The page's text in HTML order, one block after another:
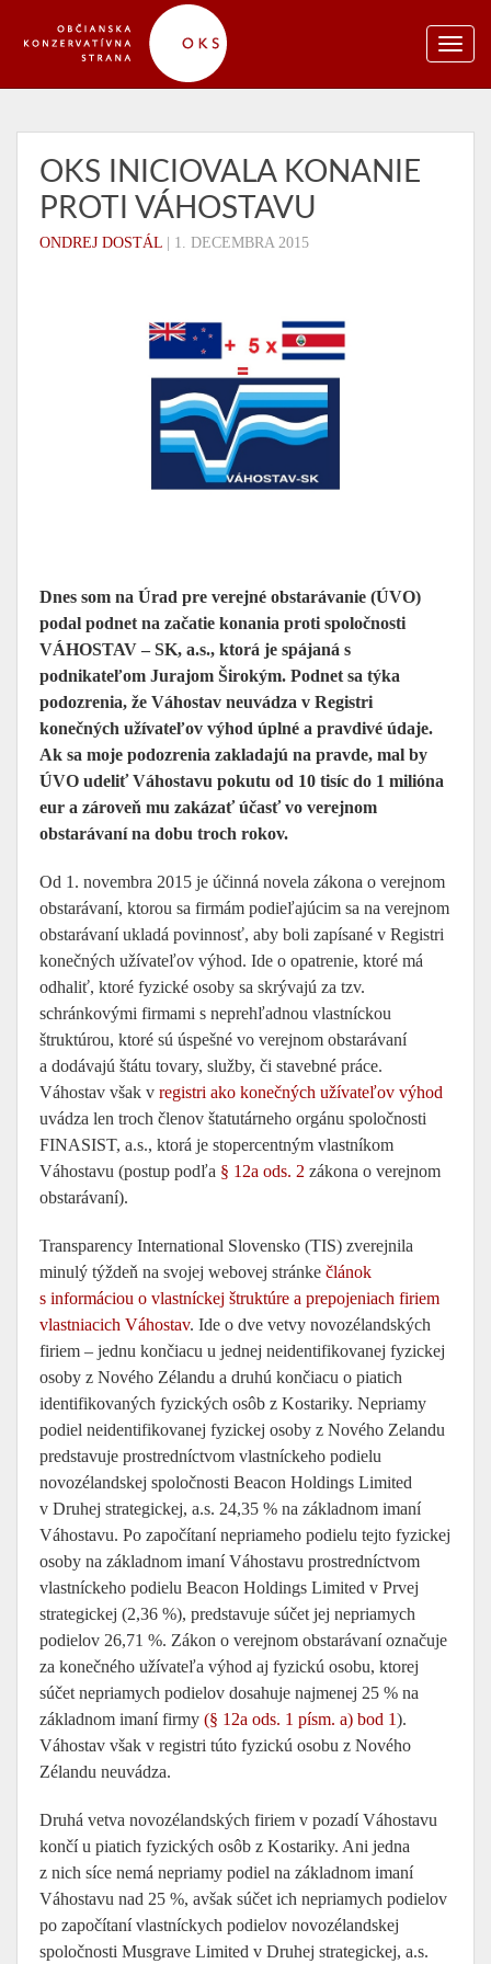
OKS INICIOVALA KONANIE
PROTI VÁHOSTAVU
ONDREJ DOSTÁL 1. DECEMBRA 2015
Dnes som na Úrad pre verejné obstarávanie (ÚVO)
podal podnet na začatie konania proti spoločnosti
VÁHOSTAV – SK, a.s., ktorá je spájaná s
podnikateľom Jurajom Širokým. Podnet sa týka
podozrenia, že Váhostav neuvádza v Registri
konečných užívateľov výhod úplné a pravdivé údaje.
Ak sa moje podozrenia zakladajú na pravde, mal by
ÚVO udeliť Váhostavu pokutu od 10 tisíc do 1 milióna
eur a zároveň mu zakázať účasť vo verejnom
obstarávaní na dobu troch rokov.
Od 1. novembra 2015 je účinná novela zákona o verejnom
obstarávaní, ktorou sa firmám podieľajúcim sa na verejnom
obstarávaní ukladá povinnosť, aby boli zapísané v Registri
konečných užívateľov výhod. Ide o opatrenie, ktoré má
odhaliť, ktoré fyzické osoby sa skrývajú za tzv.
schránkovými firmami s neprehľadnou vlastníckou
štruktúrou, ktoré sú úspešné vo verejnom obstarávaní
a dodávajú štátu tovary, služby, či stavebné práce.
Váhostav však v registri ako konečných užívateľov výhod
uvádza len troch členov štatutárneho orgánu spoločnosti
FINASIST, a.s., ktorá je stopercentným vlastníkom
Váhostavu (postup podľa § 12a ods. 2 zákona o verejnom
obstarávaní).
Transparency International Slovensko (TIS) zverejnila
minulý týždeň na svojej webovej stránke článok
s informáciou o vlastníckej štruktúre a prepojeniach firiem
vlastniacich Váhostav. Ide o dve vetvy novozélandských
firiem – jednu končiacu u jednej neidentifikovanej fyzickej
osoby z Nového Zélandu a druhú končiacu o piatich
identifikovaných fyzických osôb z Kostariky. Nepriamy
podiel neidentifikovanej fyzickej osoby z Nového Zelandu
predstavuje prostredníctvom vlastníckeho podielu
novozélandskej spoločnosti Beacon Holdings Limited
v Druhej strategickej, a.s. 24,35 % na základnom imaní
Váhostavu. Po započítaní nepriameho podielu tejto fyzickej
osoby na základnom imaní Váhostavu prostredníctvom
vlastníckeho podielu Beacon Holdings Limited v Prvej
strategickej (2,36 %), predstavuje súčet jej nepriamych
podielov 26,71 %. Zákon o verejnom obstarávaní označuje
za konečného užívateľa výhod aj fyzickú osobu, ktorej
súčet nepriamych podielov dosahuje najmenej 25 % na
základnom imaní firmy (§ 12a ods. 1 písm. a) bod 1).
Váhostav však v registri túto fyzickú osobu z Nového
Zélandu neuvádza.
Druhá vetva novozélandských firiem v pozadí Váhostavu
končí u piatich fyzických osôb z Kostariky. Ani jedna
z nich síce nemá nepriamy podiel na základnom imaní
Váhostavu nad 25 %, avšak súčet ich nepriamych podielov
po započítaní vlastníckych podielov novozélandskej
spoločnosti Musgrave Limited v Druhej strategickej, a.s.